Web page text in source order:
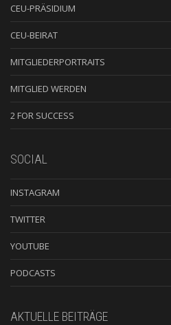
CEU-PRÄSIDIUM
CEU-BEIRAT
MITGLIEDERPORTRAITS
MITGLIED WERDEN
2 FOR SUCCESS
SOCIAL
INSTAGRAM
TWITTER
YOUTUBE
PODCASTS
AKTUELLE BEITRÄGE